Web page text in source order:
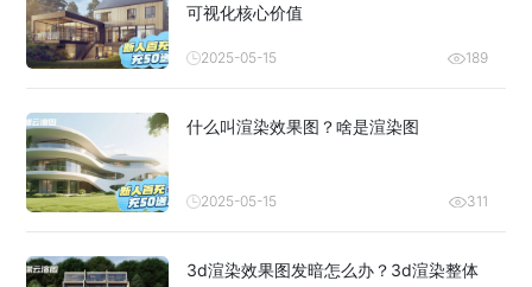
可视化核心价值
2025-05-15 189
什么叫渲染效果图？啥是渲染图
2025-05-15 311
3d渲染效果图发暗怎么办？3d渲染整体